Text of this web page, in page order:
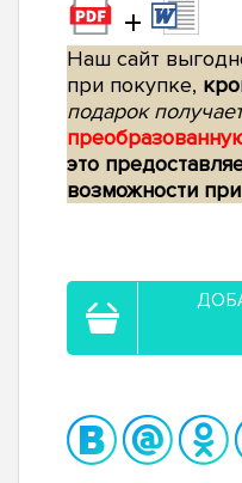
+
Наш сайт
при покупке,
подарок
это
возможности